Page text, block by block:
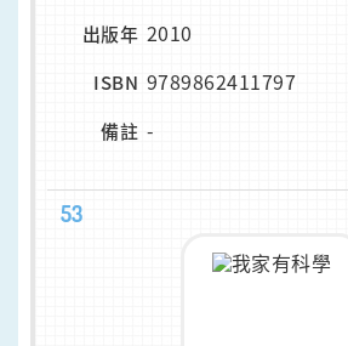
出版年 2010
ISBN 9789862411797
備註 -
53